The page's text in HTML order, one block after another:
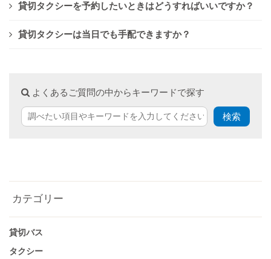
貸切タクシーを予約したいときはどうすればいいですか？
貸切タクシーは当日でも手配できますか？
よくあるご質問の中からキーワードで探す
カテゴリー
貸切バス
タクシー